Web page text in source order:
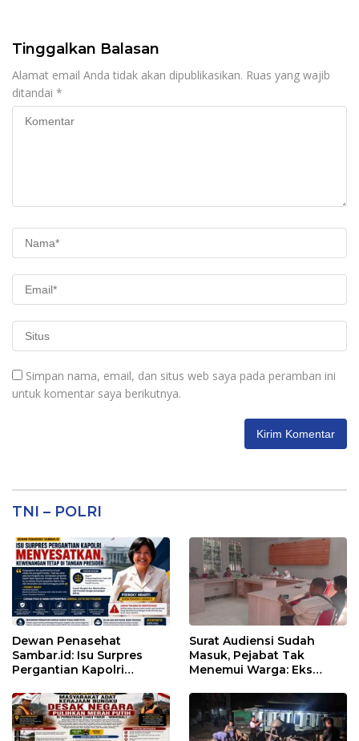
Tinggalkan Balasan
Alamat email Anda tidak akan dipublikasikan. Ruas yang wajib
ditandai *
Simpan nama, email, dan situs web saya pada peramban ini
untuk komentar saya berikutnya.
TNI – POLRI
Dewan Penasehat
Sambar.id: Isu Surpres
Pergantian Kapolri
Kewenangan Mutlak di
Tangan Presiden
Surat Audiensi Sudah
Masuk, Pejabat Tak
Menemui Warga: Eks
Pelayanan Dinas
Transmigrasi Luwu Timur